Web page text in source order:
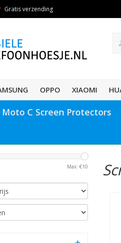
Gratis verzending
OPPO XIAOMI
C Screen Protectors
Max: €10